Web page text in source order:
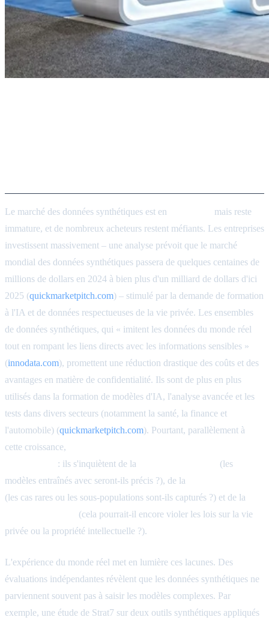
Le marché des données synthétiques est en
mais reste
immature, et de nombreux acheteurs restent méfiants. Les entreprises
investissent massivement – une analyse prévoit que le marché
mondial des données synthétiques passera de quelques centaines de
millions de dollars en 2024 à bien plus d'un milliard de dollars d'ici
2025 (quickmarketpitch.com) – stimulé par la demande de formation
à l'IA et de données respectueuses de la vie privée. Les ensembles
de données synthétiques, qui « imitent les données du monde réel
tout en rompant les liens directs avec les informations sensibles »
(innodata.com), promettent une réduction drastique des coûts et des
avantages en matière de confidentialité. Ils sont de plus en plus
utilisés dans la formation de modèles d'IA, l'analyse avancée et les
tests dans divers secteurs (notamment la santé, la finance et
l'automobile) (quickmarketpitch.com). Pourtant, parallèlement à
cette croissance,
: ils s'inquiètent de la
(les
modèles entraînés avec seront-ils précis ?), de la
(les cas rares ou les sous-populations sont-ils capturés ?) et de la
(cela pourrait-il encore violer les lois sur la vie
privée ou la propriété intellectuelle ?).
L'expérience du monde réel met en lumière ces lacunes. Des
évaluations indépendantes révèlent que les données synthétiques ne
parviennent souvent pas à saisir les modèles complexes. Par
exemple, une étude de Strat7 sur deux outils synthétiques appliqués